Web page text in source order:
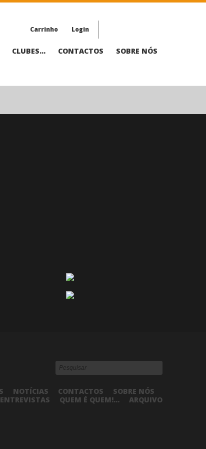
Carrinho Login
CLUBES... CONTACTOS SOBRE NÓS
NOTÍCIAS CONTACTOS
SOBRE NÓS
ENTREVISTAS QUEM É QUEM!... ARQUIVO